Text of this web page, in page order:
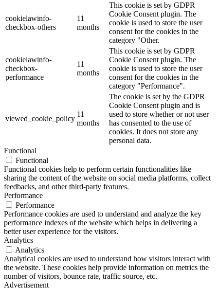
cookielawinfo-
checkbox-others
11
months
This cookie is set by GDPR
Cookie Consent plugin. The
cookie is used to store the user
consent for the cookies in the
category "Other.
cookielawinfo-
checkbox-
performance
11
months
This cookie is set by GDPR
Cookie Consent plugin. The
cookie is used to store the user
consent for the cookies in the
category "Performance".
viewed_cookie_policy
11
months
The cookie is set by the GDPR
Cookie Consent plugin and is
used to store whether or not user
has consented to the use of
cookies. It does not store any
personal data.
Functional
Functional
Functional cookies help to perform certain functionalities like
sharing the content of the website on social media platforms, collect
feedbacks, and other third-party features.
Performance
Performance
Performance cookies are used to understand and analyze the key
performance indexes of the website which helps in delivering a
better user experience for the visitors.
Analytics
Analytics
Analytical cookies are used to understand how visitors interact with
the website. These cookies help provide information on metrics the
number of visitors, bounce rate, traffic source, etc.
Advertisement